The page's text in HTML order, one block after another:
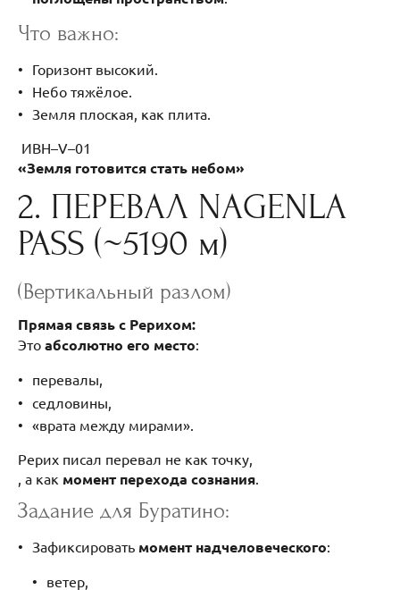
Что важно:
Горизонт высокий.
Небо тяжёлое.
Земля плоская, как плита.
ИВН–V–01
«Земля готовится стать небом»
2. ПЕРЕВАЛ NAGENLA
PASS (~5190 м)
(Вертикальный разлом)
Прямая связь с Рерихом:
Это абсолютно его место:
перевалы,
седловины,
«врата между мирами».
Рерих писал перевал не как точку,
, а как момент перехода сознания
Задание для Буратино:
Зафиксировать момент надчеловеческого:
ветер,